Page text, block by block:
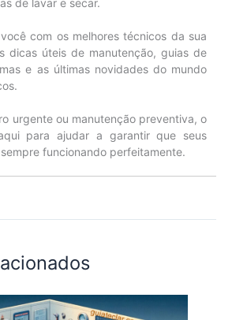
com os melhores técnicos da sua
dicas úteis de manutenção, guias de
e as últimas novidades do mundo
urgente ou manutenção preventiva, o
para ajudar a garantir que seus
funcionando perfeitamente.